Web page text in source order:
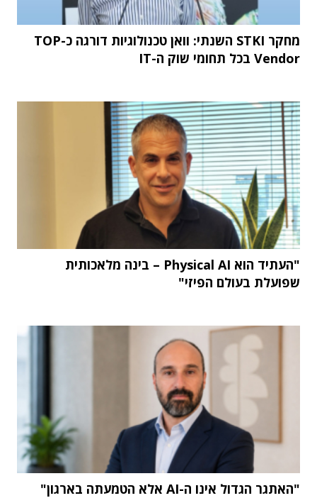
מחקר STKI השנתי: וואן טכנולוגיות דורגה כ-TOP
Vendor בכל תחומי שוק ה-IT
"העתיד הוא Physical AI – בינה מלאכותית
שפועלת בעולם הפיזי"
"האתגר הגדול אינו ה-AI אלא הטמעתה בארגון"